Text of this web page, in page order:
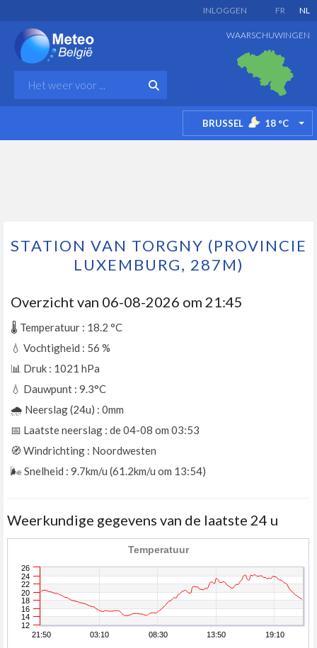
FR NL
INLOGGEN
WAARSCHUWINGEN
BRUSSEL 18 °C
STATION VAN TORGNY (PROVINCIE
LUXEMBURG, 287M)
Overzicht van 06-08-2026 om 21:45
🌡️ Temperatuur : 18.2 °C
💧 Vochtigheid : 56 %
📊 Druk : 1021 hPa
💧 Dauwpunt : 9.3°C
🌧️ Neerslag (24u) : 0mm
📅 Laatste neerslag : de 04-08 om 03:53
🧭 Windrichting : Noordwesten
🌬️ Snelheid : 9.7km/u (61.2km/u om 13:54)
Weerkundige gegevens van de laatste 24 u
Temperatuur
21:50 03:10 08:30 13:50 19:10
12
14
16
18
20
22
24
26